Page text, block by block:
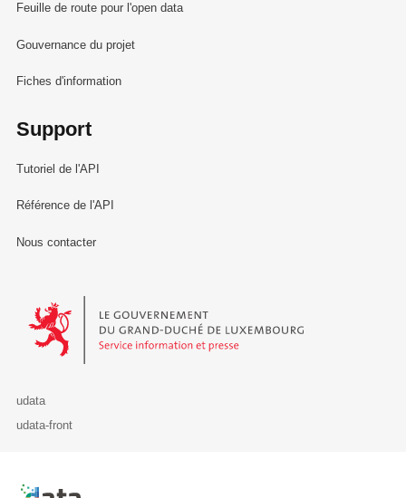
Feuille de route pour l'open data
Gouvernance du projet
Fiches d'information
Support
Tutoriel de l'API
Référence de l'API
Nous contacter
Le Gouvernement du Grand-Duché de Luxembourg - Service
udata
udata-front
Retour à l'accueil de data.public.lu